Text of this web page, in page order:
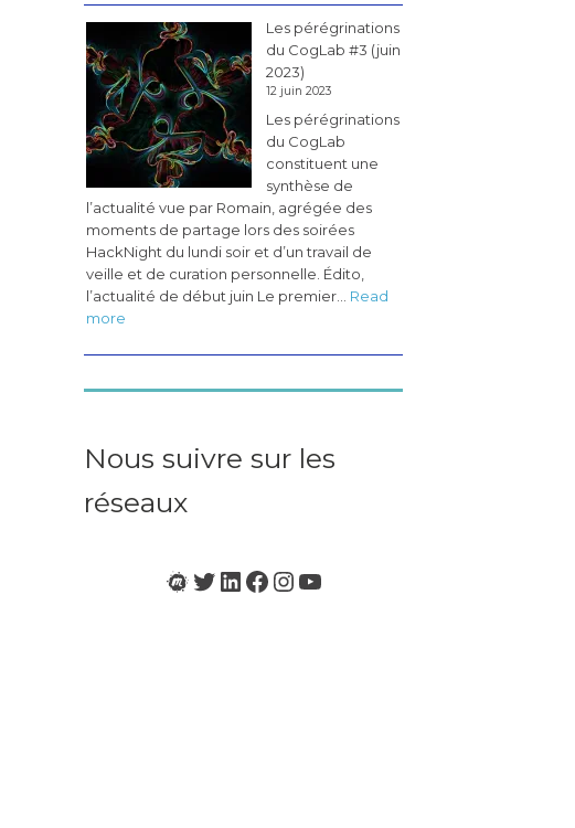
pérégrinations
du
CogLab
2023)
Les pérégrinations
du CogLab #3 (juin
2023)
12 juin 2023
Les pérégrinations
du CogLab
constituent une
synthèse de
l’actualité vue par Romain, agrégée des
moments de partage lors des soirées
HackNight du lundi soir et d’un travail de
veille et de curation personnelle. Édito,
l’actualité de début juin Le premier… Read
more
pérégrinations
2023)
Nous suivre sur les
réseaux
Meetup
Twitter
LinkedIn
Facebook
Instagram
YouTube